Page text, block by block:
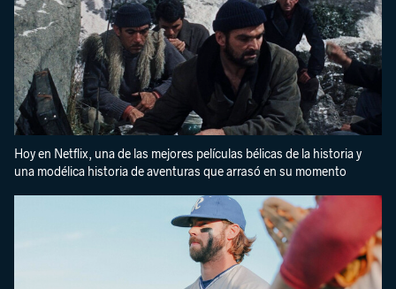
Hoy en Netflix, una de las mejores películas bélicas de la historia y
una modélica historia de aventuras que arrasó en su momento